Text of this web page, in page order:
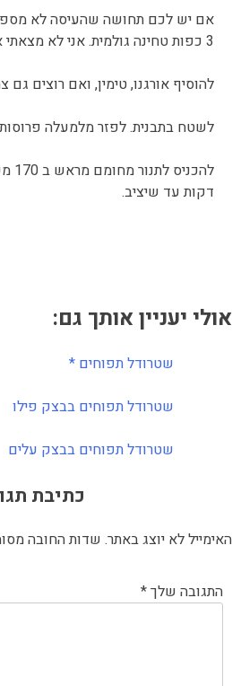
אם יש לכם תחושה שהעיסה לא
3 כפות טחינה גולמית. אני לא מצאתי את זה נדרש.
להוסיף אורגנו, טימין, ואם רוצים גם
לשטח בתבנית. לפזר מלמעלה
דקות עד שיציב.
אולי יעניין אותך גם:
שטרודל תפוחים *
שטרודל תפוחים בבצק פילו
שטרודל תפוחים בבצק עלים
כתיבת
האימייל לא יוצג באתר. שדות החובה
התגובה שלך*